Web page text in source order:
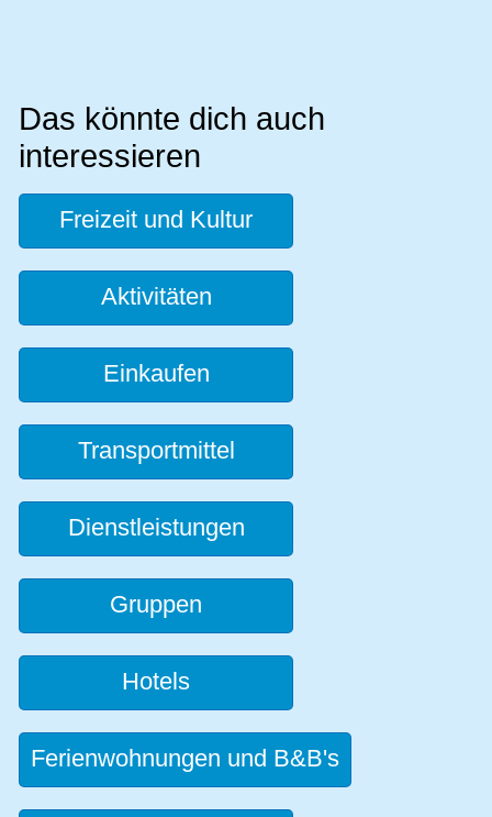
Das könnte dich auch
interessieren
Freizeit und Kultur
Aktivitäten
Einkaufen
Transportmittel
Dienstleistungen
Gruppen
Hotels
Ferienwohnungen und B&B's